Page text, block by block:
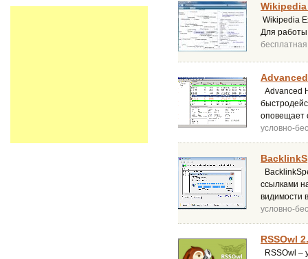
Wikipedia
Для работы
бесплатная
Advanced
оповещает
условно-
ссылками
видимости
условно-
RSSOwl
RSSOwl –